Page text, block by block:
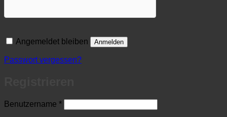
Angemeldet bleiben Anmelden
Passwort vergessen?
Benutzername *Erforderlich